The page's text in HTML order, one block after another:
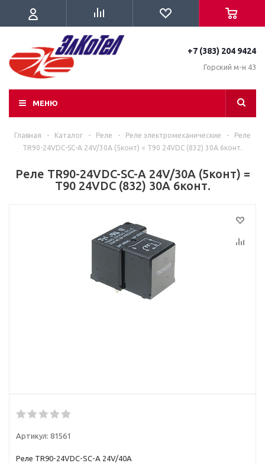
+7 (383) 204 9424
Горский м-н 43
МЕНЮ
Главная - Каталог - Реле - Реле электромеханические -
Реле
TR90-24VDC-SC-A 24V/30A (5конт) = T90 24VDC (832) 30A 6конт.
Реле TR90-24VDC-SC-A 24V/30A (5конт) =
T90 24VDC (832) 30A 6конт.
Артикул: 81561
Реле TR90-24VDC-SC-A 24V/40A